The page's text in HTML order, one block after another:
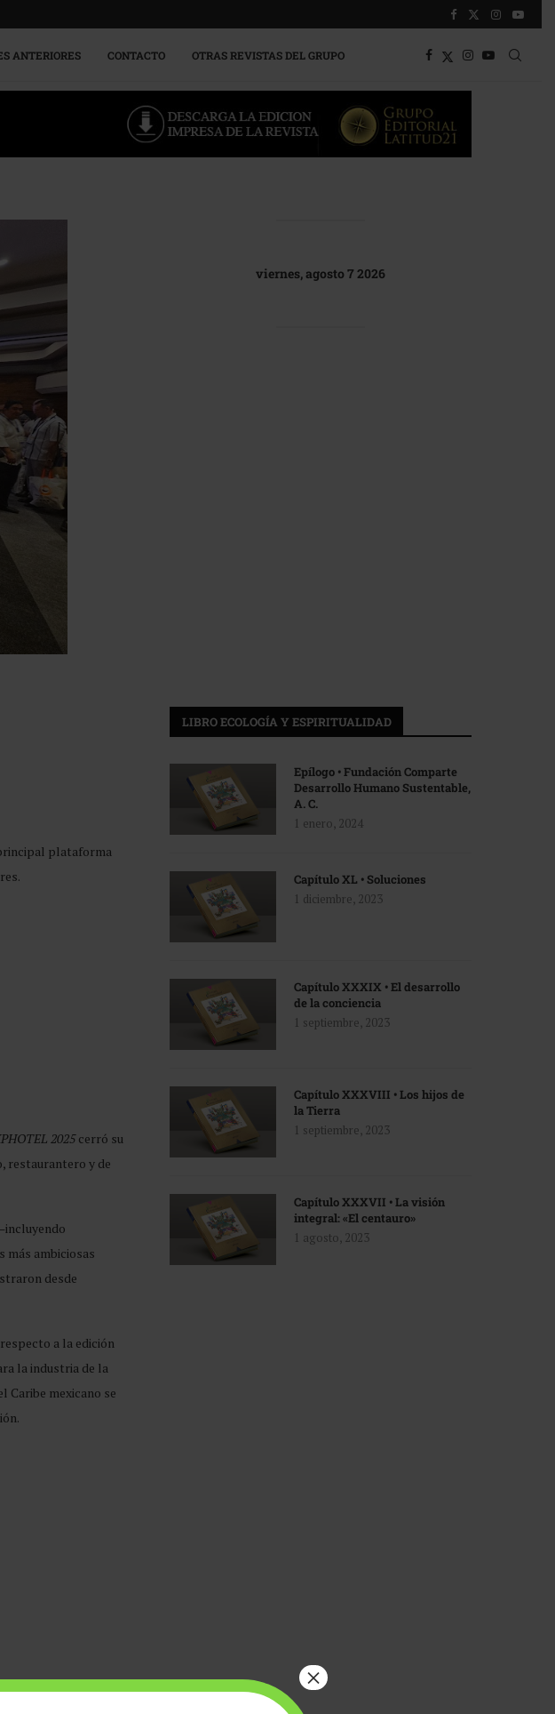
ANTERIORES CONTACTO OTRAS REVISTAS DEL GRUPO
plataforma
2025cerró su
restaurantero y de
más ambiciosas
desde
a la edición
la industria de la
Caribe mexicano se
viernes, agosto 7 2026
LIBRO ECOLOGÍA Y ESPIRITUALIDAD
Epílogo • Fundación Comparte
Desarrollo Humano Sustentable,
A. C.
1 enero, 2024
Capítulo XL • Soluciones
1 diciembre, 2023
Capítulo XXXIX • El desarrollo
de la conciencia
1 septiembre, 2023
Capítulo XXXVIII • Los hijos de
la Tierra
1 septiembre, 2023
Capítulo XXXVII • La visión
integral: «El centauro»
1 agosto, 2023
×